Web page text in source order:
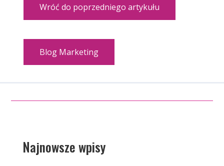
Wróć do poprzedniego artykułu
Blog Marketing
Najnowsze wpisy